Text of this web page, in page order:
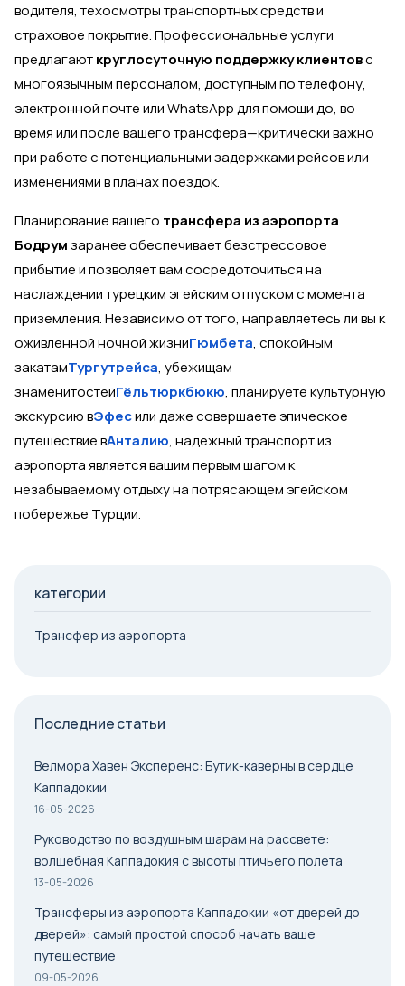
водителя, техосмотры транспортных средств и
страховое покрытие. Профессиональные услуги
предлагаюткруглосуточную поддержку клиентовс
многоязычным персоналом, доступным по телефону,
электронной почте или WhatsApp для помощи до, во
время или после вашего трансфера—критически важно
при работе с потенциальными задержками рейсов или
изменениями в планах поездок.
Планирование вашего трансфера из аэропорта
Бодрумзаранее обеспечивает безстрессовое
прибытие и позволяет вам сосредоточиться на
наслаждении турецким эгейским отпуском с момента
приземления. Независимо от того, направляетесь ли вы к
оживленной ночной жизниГюмбета, спокойным
закатамТургутрейса, убежищам
знаменитостейГёльтюркбюкю, планируете культурную
экскурсию вЭфесили даже совершаете эпическое
путешествие вАнталию, надежный транспорт из
аэропорта является вашим первым шагом к
незабываемому отдыху на потрясающем эгейском
побережье Турции.
категории
Трансфер из аэропорта
Последние статьи
Велмора Хавен Эксперенс: Бутик-каверны в сердце
Каппадокии
16-05-2026
Руководство по воздушным шарам на рассвете:
волшебная Каппадокия с высоты птичьего полета
13-05-2026
Трансферы из аэропорта Каппадокии «от дверей до
дверей»: самый простой способ начать ваше
путешествие
09-05-2026